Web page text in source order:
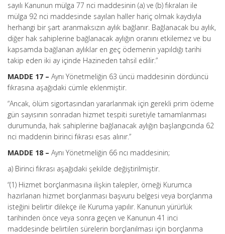
sayılı Kanunun mülga 77 nci maddesinin (a) ve (b) fıkraları ile
mülga 92 nci maddesinde sayılan haller hariç olmak kaydıyla
herhangi bir şart aranmaksızın aylık bağlanır. Bağlanacak bu aylık,
diğer hak sahiplerine bağlanacak aylığın oranını etkilemez ve bu
kapsamda bağlanan aylıklar en geç ödemenin yapıldığı tarihi
takip eden iki ay içinde Hazineden tahsil edilir.”
MADDE 17 – Aynı Yönetmeliğin 63 üncü maddesinin dördüncü
fıkrasına aşağıdaki cümle eklenmiştir.
“Ancak, ölüm sigortasından yararlanmak için gerekli prim ödeme
gün sayısının sonradan hizmet tespiti suretiyle tamamlanması
durumunda, hak sahiplerine bağlanacak aylığın başlangıcında 62
nci maddenin birinci fıkrası esas alınır.”
MADDE 18 – Aynı Yönetmeliğin 66 ncı maddesinin;
a) Birinci fıkrası aşağıdaki şekilde değiştirilmiştir.
“(1) Hizmet borçlanmasına ilişkin talepler, örneği Kurumca
hazırlanan hizmet borçlanması başvuru belgesi veya borçlanma
isteğini belirtir dilekçe ile Kuruma yapılır. Kanunun yürürlük
tarihinden önce veya sonra geçen ve Kanunun 41 inci
maddesinde belirtilen sürelerin borçlanılması için borçlanma